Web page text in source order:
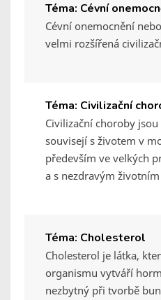
Téma: Cévní
Cévní onemocnění
velmi rozšířená
Téma: Civilizační
Civilizační choroby
souvisejí s životem v
především ve velkých
a s nezdravým
Téma: Cholesterol
Cholesterol je látka,
organismu vytváří
nezbytný při tvorbě